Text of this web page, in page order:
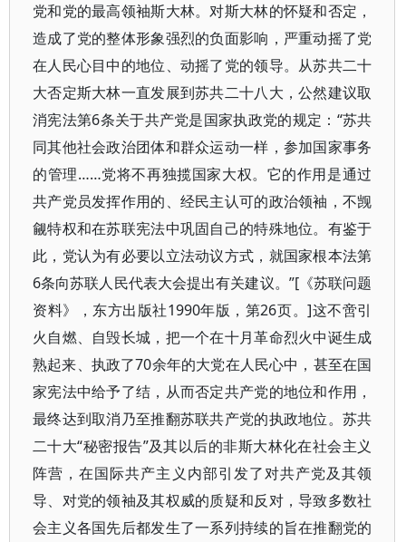
党和党的最高领袖斯大林。对斯大林的怀疑和否定，
造成了党的整体形象强烈的负面影响，严重动摇了党
在人民心目中的地位、动摇了党的领导。从苏共二十
大否定斯大林一直发展到苏共二十八大，公然建议取
消宪法第6条关于共产党是国家执政党的规定：“苏共
同其他社会政治团体和群众运动一样，参加国家事务
的管理……党将不再独揽国家大权。它的作用是通过
共产党员发挥作用的、经民主认可的政治领袖，不觊
觎特权和在苏联宪法中巩固自己的特殊地位。有鉴于
此，党认为有必要以立法动议方式，就国家根本法第
6条向苏联人民代表大会提出有关建议。”[《苏联问题
资料》，东方出版社1990年版，第26页。]这不啻引
火自燃、自毁长城，把一个在十月革命烈火中诞生成
熟起来、执政了70余年的大党在人民心中，甚至在国
家宪法中给予了结，从而否定共产党的地位和作用，
最终达到取消乃至推翻苏联共产党的执政地位。苏共
二十大“秘密报告”及其以后的非斯大林化在社会主义
阵营，在国际共产主义内部引发了对共产党及其领
导、对党的领袖及其权威的质疑和反对，导致多数社
会主义各国先后都发生了一系列持续的旨在推翻党的